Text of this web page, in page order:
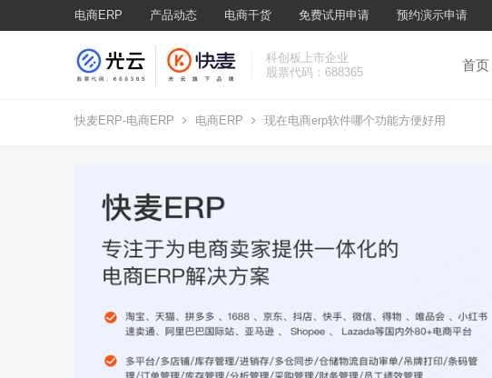
电商ERP 产品动态 电商干货 免费试用申请 预约演示申请
科创板上市企业
股票代码：688365
首页
快麦ERP-电商ERP 电商ERP 现在电商erp软件哪个功能方便好用